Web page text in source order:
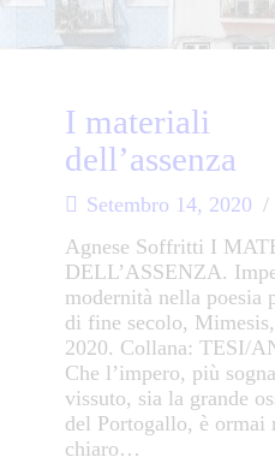
I materiali
dell’assenza
Setembro 14, 2020
Agnese Soffritti I
DELL’ASSENZA.
modernità nella poesia
di fine secolo,
2020. Collana: TESI/
Che l’impero, più
vissuto, sia la grande
del Portogallo, è ormai
chiaro…